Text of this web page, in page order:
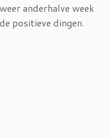
anderhalve week
positieve dingen.